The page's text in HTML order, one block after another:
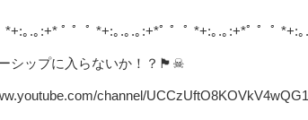
*+:｡.｡:+* ﾟ ゜ﾟ *+:｡.｡.｡:+*ﾟ ゜ﾟ *+:｡.｡:+*ﾟ ゜ﾟ *+:｡
シップに入らないか！？🏴☠
channel/